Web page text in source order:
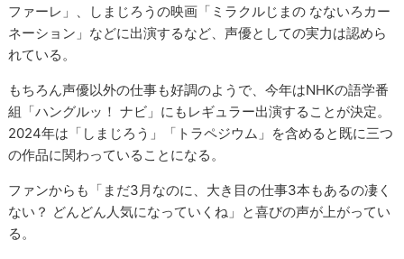
ファーレ」、しまじろうの映画「ミラクルじまの なないろカー
ネーション」などに出演するなど、声優としての実力は認めら
れている。
もちろん声優以外の仕事も好調のようで、今年はNHKの語学番
組「ハングルッ！ ナビ」にもレギュラー出演することが決定。
2024年は「しまじろう」「トラペジウム」を含めると既に三つ
の作品に関わっていることになる。
ファンからも「まだ3月なのに、大き目の仕事3本もあるの凄く
ない？ どんどん人気になっていくね」と喜びの声が上がってい
る。